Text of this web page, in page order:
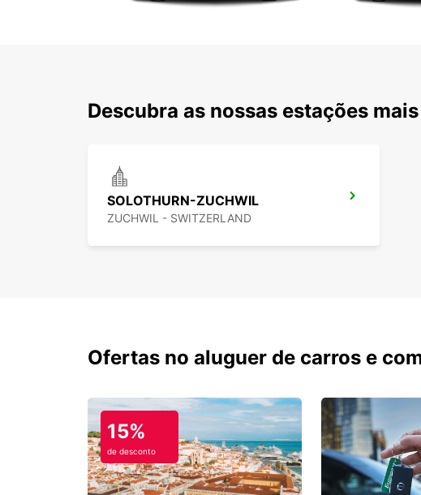
Descubra as nossas estações
SOLOTHURN-ZUCHWIL
ZUCHWIL - SWITZERLAND
Ofertas no aluguer de carros e
15%
de desconto